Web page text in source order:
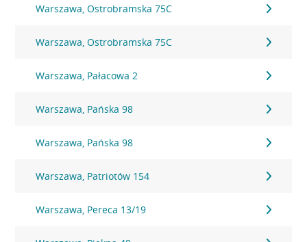
Warszawa, Ostrobramska 75C
Warszawa, Ostrobramska 75C
Warszawa, Pałacowa 2
Warszawa, Pańska 98
Warszawa, Pańska 98
Warszawa, Patriotów 154
Warszawa, Pereca 13/19